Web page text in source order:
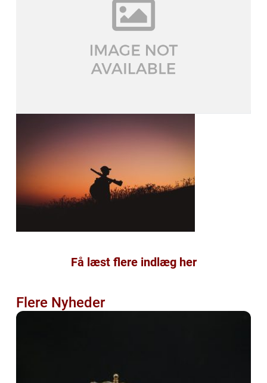
Få læst flere indlæg her
Flere Nyheder